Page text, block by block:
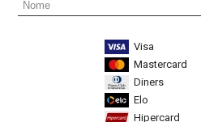
Visa
Mastercard
Diners
Elo
Hipercard